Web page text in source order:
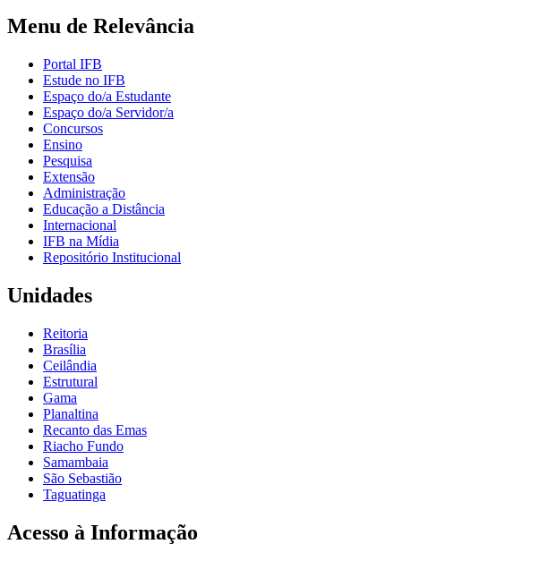
Menu de Relevância
Portal IFB
Estude no IFB
Espaço do/a Estudante
Espaço do/a Servidor/a
Concursos
Ensino
Pesquisa
Extensão
Administração
Educação a Distância
Internacional
IFB na Mídia
Repositório Institucional
Unidades
Reitoria
Brasília
Ceilândia
Estrutural
Gama
Planaltina
Recanto das Emas
Riacho Fundo
Samambaia
São Sebastião
Taguatinga
Acesso à Informação